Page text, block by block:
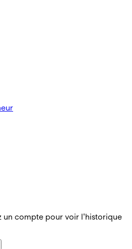
un compte pour voir l'historique